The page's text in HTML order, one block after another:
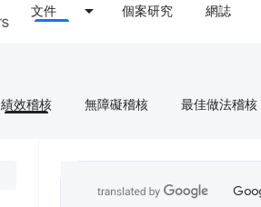
文件 個案研究 網誌
績效稽核 無障礙稽核 最佳做法稽核